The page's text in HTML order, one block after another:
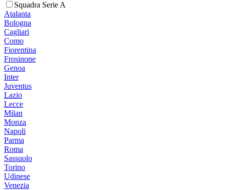
Squadra Serie A
Atalanta
Bologna
Cagliari
Como
Fiorentina
Frosinone
Genoa
Inter
Juventus
Lazio
Lecce
Milan
Monza
Napoli
Parma
Roma
Sassuolo
Torino
Udinese
Venezia